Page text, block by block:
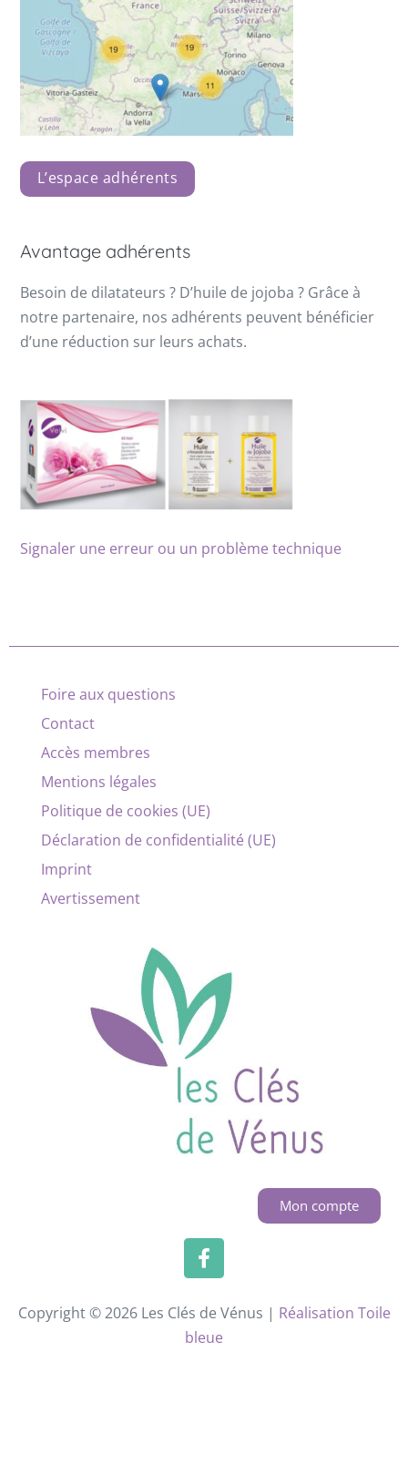
L’espace adhérents
Avantage adhérents
Besoin de dilatateurs ? D’huile de jojoba ? Grâce à
notre partenaire, nos adhérents peuvent bénéficier
d’une réduction sur leurs achats.
Signaler une erreur ou un problème technique
Foire aux questions
Contact
Accès membres
Mentions légales
Politique de cookies (UE)
Déclaration de confidentialité (UE)
Imprint
Avertissement
Mon compte
Copyright © 2026 Les Clés de Vénus | Réalisation Toile
bleue